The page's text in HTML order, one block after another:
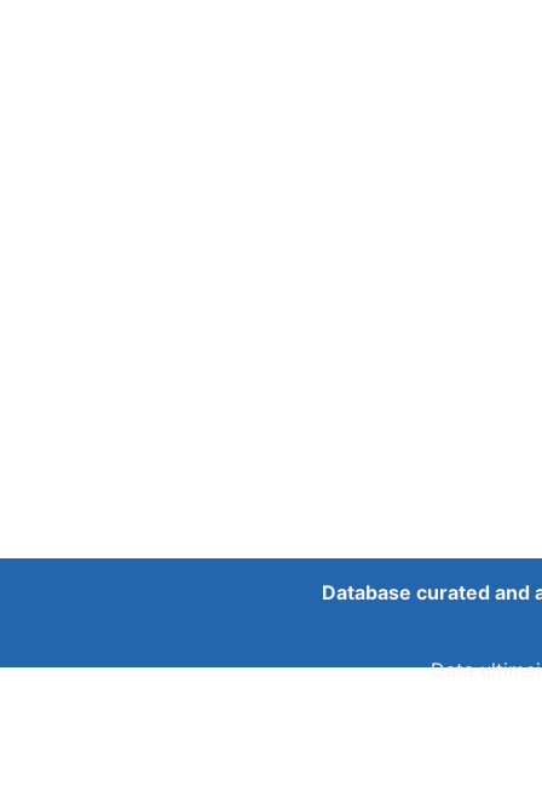
Database curated
Data